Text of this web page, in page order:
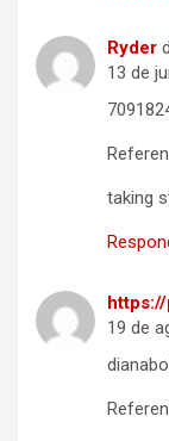
Ryder
13 de
taking
19 de